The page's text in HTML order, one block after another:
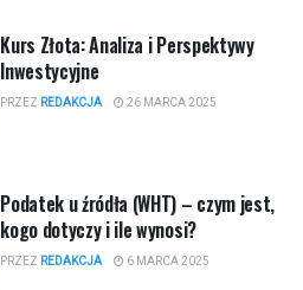
Kurs Złota: Analiza i Perspektywy
Inwestycyjne
PRZEZ REDAKCJA 26 MARCA 2025
Podatek u źródła (WHT) – czym jest,
kogo dotyczy i ile wynosi?
PRZEZ REDAKCJA 6 MARCA 2025